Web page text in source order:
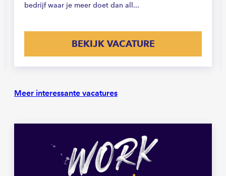
bedrijf waar je meer doet dan all...
BEKIJK VACATURE
Meer interessante vacatures